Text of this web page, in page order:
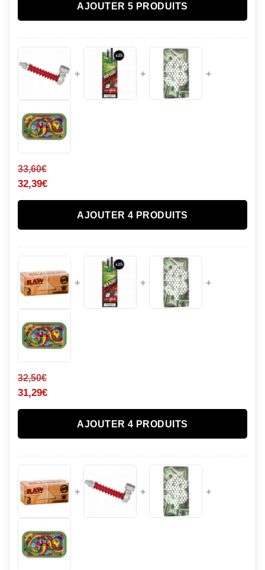
AJOUTER 5 PRODUITS
+ + +
33,60€
32,39€
AJOUTER 4 PRODUITS
+ + +
32,50€
31,29€
AJOUTER 4 PRODUITS
+ + +